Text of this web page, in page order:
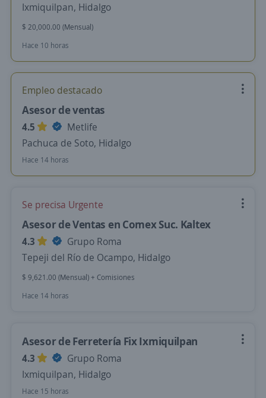
Ixmiquilpan, Hidalgo
$ 20,000.00 (Mensual)
Hace 10 horas
Empleo destacado
Asesor de ventas
4.5
Metlife
Pachuca de Soto, Hidalgo
Hace 14 horas
Se precisa Urgente
Asesor de Ventas en Comex Suc. Kaltex
4.3
Grupo Roma
Tepeji del Río de Ocampo, Hidalgo
$ 9,621.00 (Mensual) + Comisiones
Hace 14 horas
Asesor de Ferretería Fix Ixmiquilpan
4.3
Grupo Roma
Ixmiquilpan, Hidalgo
Hace 15 horas